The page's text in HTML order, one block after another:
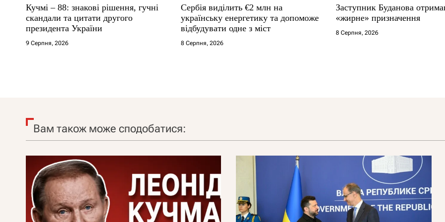
Кучмі – 88: знакові рішення, гучні
скандали та цитати другого
президента України
9 Серпня, 2026
Сербія виділить €2 млн на
українську енергетику та допоможе
відбудувати одне з міст
8 Серпня, 2026
Заступник Буданова
«жирне» призначення
8 Серпня, 2026
Вам також може сподобатися: